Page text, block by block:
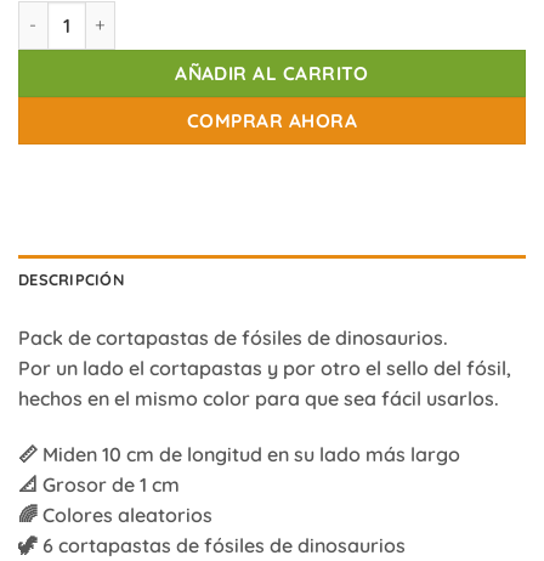
Moldes de fósiles de dinosaurios cantidad
AÑADIR AL CARRITO
COMPRAR AHORA
DESCRIPCIÓN
Pack de cortapastas de fósiles de dinosaurios.
Por un lado el cortapastas y por otro el sello del fósil,
hechos en el mismo color para que sea fácil usarlos.
📏 Miden 10 cm de longitud en su lado más largo
📐 Grosor de 1 cm
🌈 Colores aleatorios
🦖 6 cortapastas de fósiles de dinosaurios